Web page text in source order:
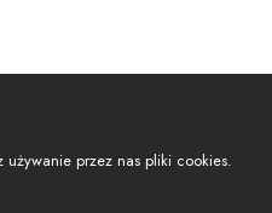
używanie przez nas pliki cookies.